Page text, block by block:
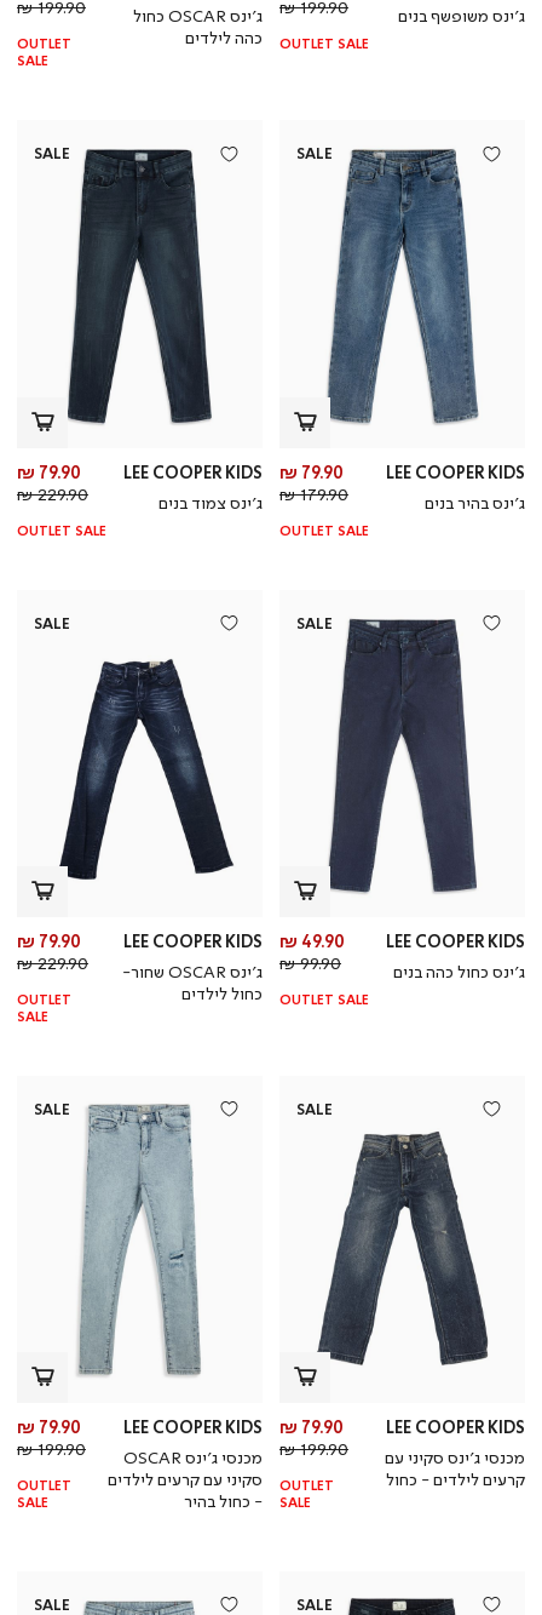
ג’ינס משופשף בנים
מוצר
מחיר
רגיל
199.90 ₪
OUTLET SALE
ג’ינס OSCAR כחול
כהה לילדים
199.90 ₪
OUTLET
SALE
SALE
LEE COOPER KIDS
ג’ינס בהיר בנים
מחיר
מוצר
79.90 ₪
מחיר
רגיל
179.90 ₪
OUTLET SALE
SALE
LEE COOPER KIDS
ג’ינס צמוד בנים
79.90 ₪
229.90 ₪
OUTLET SALE
SALE
LEE COOPER KIDS
ג’ינס כחול כהה בנים
מחיר
מוצר
49.90 ₪
מחיר
רגיל
99.90 ₪
OUTLET SALE
SALE
LEE COOPER KIDS
ג’ינס OSCAR שחור-
כחול לילדים
79.90 ₪
229.90 ₪
OUTLET
SALE
SALE
LEE COOPER KIDS
מכנסי ג’ינס סקיני עם
קרעים לילדים - כחול
מחיר
מוצר
79.90 ₪
מחיר
רגיל
199.90 ₪
OUTLET
SALE
SALE
LEE COOPER KIDS
מכנסי ג’ינס OSCAR
סקיני עם קרעים לילדים
- כחול בהיר
79.90 ₪
199.90 ₪
OUTLET
SALE
SALE
SALE